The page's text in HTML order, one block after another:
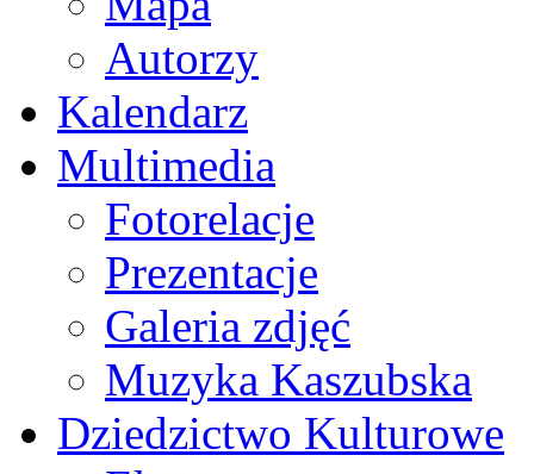
Autorzy
Kalendarz
Multimedia
Fotorelacje
Prezentacje
Galeria zdjęć
Muzyka Kaszubska
Dziedzictwo Kulturowe